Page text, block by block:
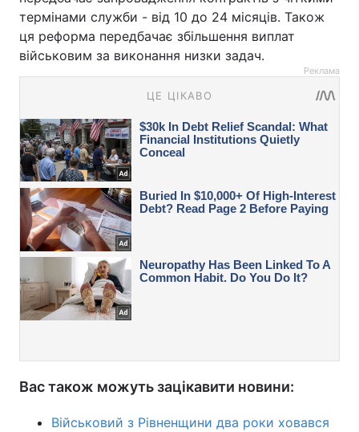
термінами служби - від 10 до 24 місяців. Також
ця реформа передбачає збільшення виплат
військовим за виконання низки задач.
Реклама
Вас також можуть зацікавити новини:
Військовий з Рівненщини два роки ховався